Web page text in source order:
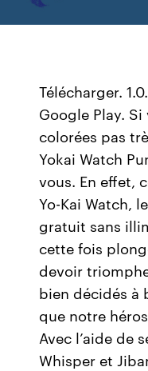
Télécharger.
Google Play.
colorées pas
Yokai Watch
vous. En effet,
Yo-Kai Watch,
gratuit sans
cette fois
devoir
bien décidés à
que notre
Avec l’aide de
Whisper et